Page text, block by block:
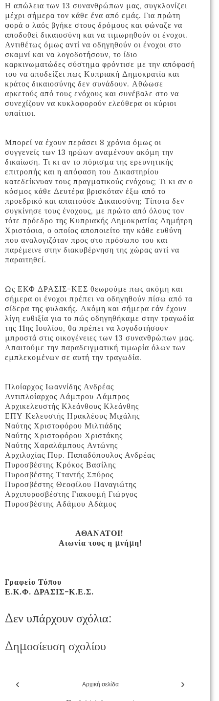
Η απώλεια των 13 συνανθρώπων μας, συγκλονίζει
μέχρι σήμερα τον κάθε ένα από εμάς. Για πρώτη
φορά ο λαός βγήκε στους δρόμους και φώναζε να
αποδοθεί δικαιοσύνη και να τιμωρηθούν οι ένοχοι.
Αντιθέτως όμως αντί να οδηγηθούν οι ένοχοι στο
σκαμνί και να λογοδοτήσουν, το ίδιο
καρκινωματώδες σύστημα φρόντισε με την απόφασή
του να αποδείξει πως Κυπριακή Δημοκρατία και
κράτος δικαιοσύνης δεν συνάδουν. Αθώωσε
αρκετούς από τους ενόχους και συνέβαλε στο να
συνεχίζουν να κυκλοφορούν ελεύθερα οι κύριοι
υπαίτιοι.
Μπορεί να έχουν περάσει 8 χρόνια όμως οι
συγγενείς των 13 ηρώων αναμένουν ακόμη την
δικαίωση. Τι κι αν το πόρισμα της ερευνητικής
επιτροπής και η απόφαση του Δικαστηρίου
κατεδείκνυαν τους πραγματικούς ενόχους; Τι κι αν ο
κόσμος κάθε Δευτέρα βρισκόταν έξω από το
προεδρικό και απαιτούσε Δικαιοσύνη; Τίποτα δεν
συγκίνησε τους ένοχους, με πρώτο από όλους τον
τότε πρόεδρο της Κυπριακής Δημοκρατίας Δημήτρη
Χριστόφια, ο οποίος αποποιείτο την κάθε ευθύνη
που αναλογιζόταν προς στο πρόσωπο του και
παρέμεινε στην διακυβέρνηση της χώρας αντί να
παραιτηθεί.
Ως ΕΚΦ ΔΡΑΣΙΣ-ΚΕΣ θεωρούμε πως ακόμη και
σήμερα οι ένοχοι πρέπει να οδηγηθούν πίσω από τα
σίδερα της φυλακής. Ακόμη και σήμερα εάν έχουν
λίγη ευθιξία για το πώς οδηγηθήκαμε στην τραγωδία
της 11ης Ιουλίου, θα πρέπει να λογοδοτήσουν
μπροστά στις οικογένειες των 13 συνανθρώπων μας.
Απαιτούμε την παραδειγματική τιμωρία όλων των
εμπλεκομένων σε αυτή την τραγωδία.
Πλοίαρχος Ιωαννίδης Ανδρέας
Αντιπλοίαρχος Λάμπρου Λάμπρος
Αρχικελευστής Κλεάνθους Κλεάνθης
ΕΠΥ Κελευστής Ηρακλέους Μιχάλης
Ναύτης Χριστοφόρου Μιλτιάδης
Ναύτης Χριστοφόρου Χριστάκης
Ναύτης Χαραλάμπους Αντώνης
Αρχιλοχίας Πυρ. Παπαδόπουλος Ανδρέας
Πυροσβέστης Κρόκος Βασίλης
Πυροσβέστης Τταντής Σπύρος
Πυροσβέστης Θεοφίλου Παναγιώτης
Αρχιπυροσβέστης Γιακουμή Γιώργος
Πυροσβέστης Αδάμου Αδάμος
ΑΘΑΝΑΤΟΙ!
Αιωνία τους η μνήμη!
Γραφείο Τύπου
Ε.Κ.Φ. ΔΡΑΣΙΣ-Κ.Ε.Σ.
Δεν υπάρχουν σχόλια:
Δημοσίευση σχολίου
‹ ›
Αρχική σελίδα